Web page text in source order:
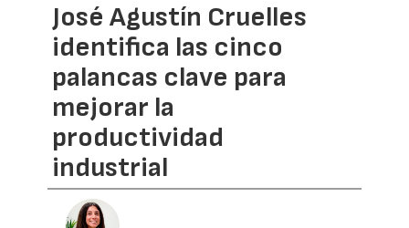
José Agustín Cruelles
identifica las cinco
palancas clave para
mejorar la
productividad
industrial